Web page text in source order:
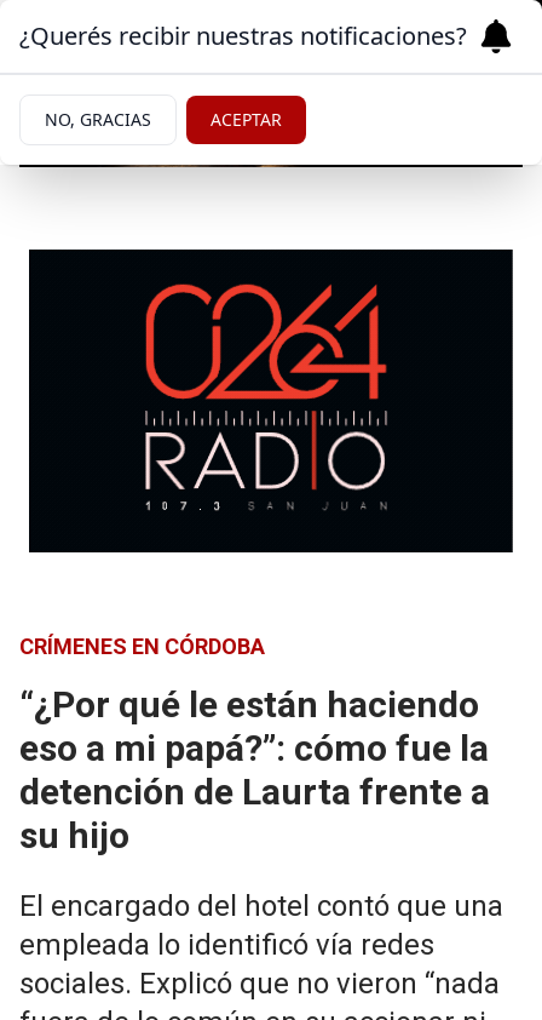
CRÍMENES EN CÓRDOBA
“¿Por qué le están haciendo
eso a mi papá?”: cómo fue la
detención de Laurta frente a
su hijo
El encargado del hotel contó que una
empleada lo identificó vía redes
sociales. Explicó que no vieron “nada
¿Querés recibir nuestras notificaciones?
NO, GRACIAS ACEPTAR